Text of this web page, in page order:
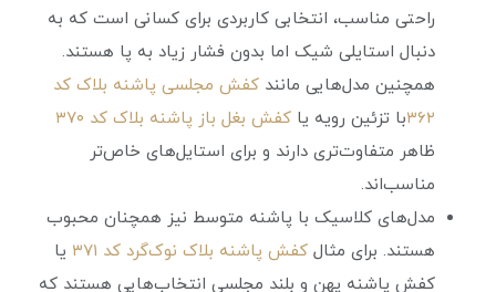
راحتی مناسب، انتخابی کاربردی برای کسانی است که به
دنبال استایلی شیک اما بدون فشار زیاد به پا هستند.
همچنین مدل‌هایی مانند کفش مجلسی پاشنه بلاک کد
۳۶۲با تزئین رویه یا کفش بغل‌ باز پاشنه بلاک کد ۳۷۰
ظاهر متفاوت‌تری دارند و برای استایل‌های خاص‌تر
مناسب‌اند.
مدل‌های کلاسیک با پاشنه متوسط نیز همچنان محبوب
هستند. برای مثال کفش پاشنه بلاک نوک‌گرد کد ۳۷۱
یا
کفش پاشنه پهن و بلند مجلسی انتخاب‌هایی هستند که